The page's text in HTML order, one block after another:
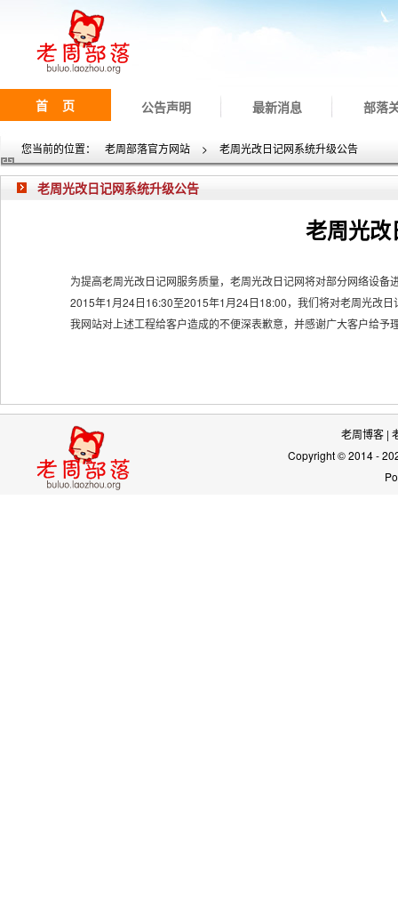
首 页 公告声明 最新消息 部落
您当前的位置： 老周部落官方网站 > 老周光改日记网系统升级公告
老周光改日记网系统升级公告
老周光
为提高老周光改日记网服务质量，老周光改日记网将对部分网络设
2015年1月24日16:30至2015年1月24日18:00，我们将对老周光改
我网站对上述工程给客户造成的不便深表歉意，并感谢广大客户给予
老周博客 |
Copyright © 2014 -